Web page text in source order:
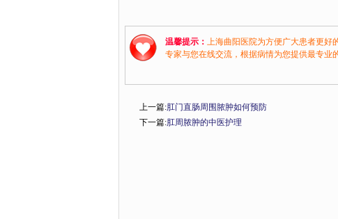
温馨提示： 上海曲阳医院为方便广大患者更好
专家与您在线交流，根据病情为您提供最专业
上一篇:肛门直肠周围脓肿如何预防
下一篇:肛周脓肿的中医护理